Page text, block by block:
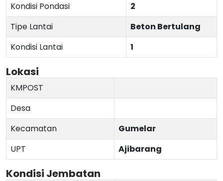
Kondisi Pondasi
2
Tipe Lantai
Beton Bertulang
Kondisi Lantai
1
Lokasi
KMPOST
Desa
Kecamatan
Gumelar
UPT
Ajibarang
Kondisi Jembatan